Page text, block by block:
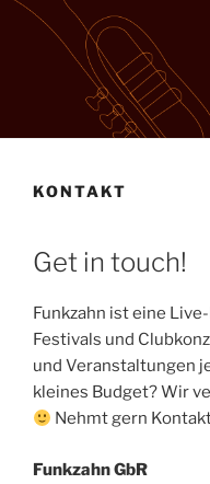
KONTAKT
Get in touch!
Funkzahn ist eine
Festivals und
und Veranstaltungen
kleines Budget? Wir
Nehmt gern
Funkzahn GbR